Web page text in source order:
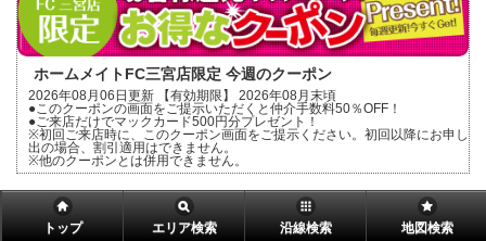
ホームメイトFC三宮店限定 今週のクーポン
2026年08月06日更新 【有効期限】 2026年08月末頃
●このクーポンの画面をご提示いただくと仲介手数料50％OFF！
●ご来店だけでマックカード500円分プレゼント！
※初回ご来店時に、このクーポン画面をご提示ください。初回以降にお申し
出の場合、割引適用はできません。
※他のクーポンとは併用できません。
トップ エリア検索 沿線検索 地図検索